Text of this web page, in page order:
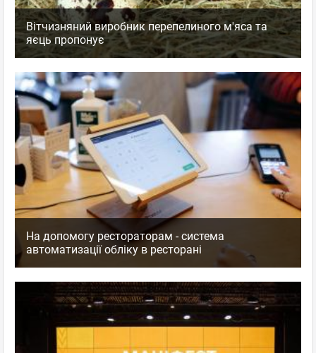
Вітчизняний виробник перепелиного м'яса та
яєць пропонує
На допомогу рестораторам - система
автоматизації обліку в ресторані